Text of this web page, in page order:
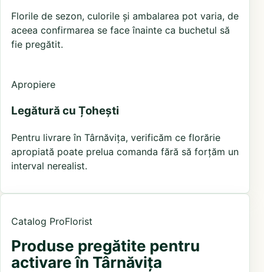
Florile de sezon, culorile și ambalarea pot varia, de
aceea confirmarea se face înainte ca buchetul să
fie pregătit.
Apropiere
Legătură cu Țohești
Pentru livrare în Târnăvița, verificăm ce florărie
apropiată poate prelua comanda fără să forțăm un
interval nerealist.
Catalog ProFlorist
Produse pregătite pentru
activare în Târnăvița